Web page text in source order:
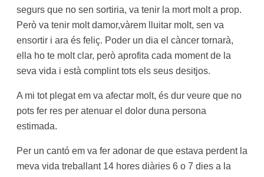
segurs que no sen sortiria, va tenir la mort molt a prop.
Però va tenir molt damor,vàrem lluitar molt, sen va
ensortir i ara és feliç. Poder un dia el càncer tornarà,
ella ho te molt clar, però aprofita cada moment de la
seva vida i està complint tots els seus desitjos.
A mi tot plegat em va afectar molt, és dur veure que no
pots fer res per atenuar el dolor duna persona
estimada.
Per un cantó em va fer adonar de que estava perdent la
meva vida treballant 14 hores diàries 6 o 7 dies a la